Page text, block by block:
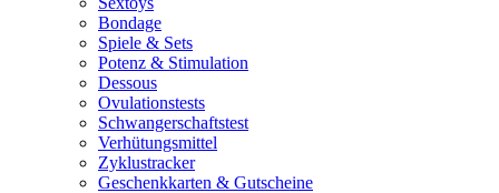
Bondage
Spiele & Sets
Potenz & Stimulation
Dessous
Ovulationstests
Schwangerschaftstest
Verhütungsmittel
Zyklustracker
Geschenkkarten & Gutscheine